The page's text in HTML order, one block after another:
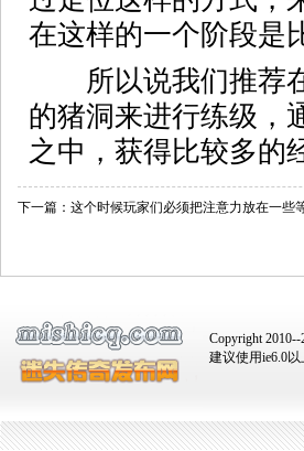
在这样的一个阶段是
所以说我们推荐在
的猪洞来进行练级，
之中，获得比较多的
下一篇： 这个时候玩家们必须把注意力放在一些
Copyright
建议使用ie6.0